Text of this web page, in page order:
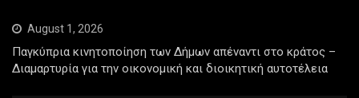
August 1, 2026
Παγκύπρια κινητοποίηση των Δήμων απέναντι στο κράτος –
Διαμαρτυρία για την οικονομική και διοικητική αυτοτέλεια